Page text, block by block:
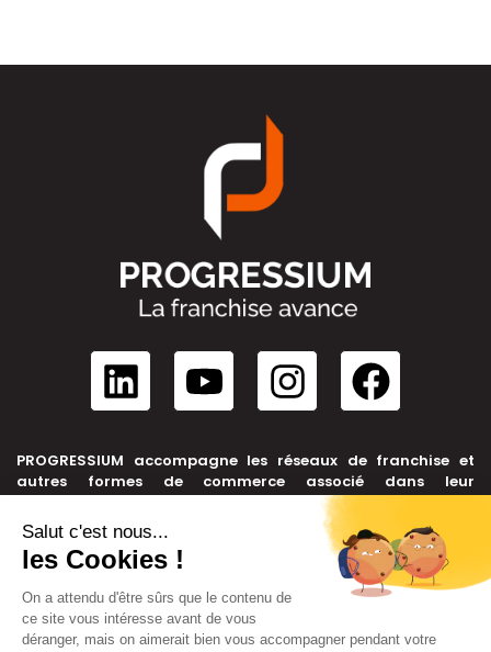
PROGRESSIUM accompagne les réseaux de franchise et
autres formes de commerce associé dans leur
développement, depuis leur création jusqu’à leur cession.
NOUS CONTACTER
+33 6 99 39 91 46